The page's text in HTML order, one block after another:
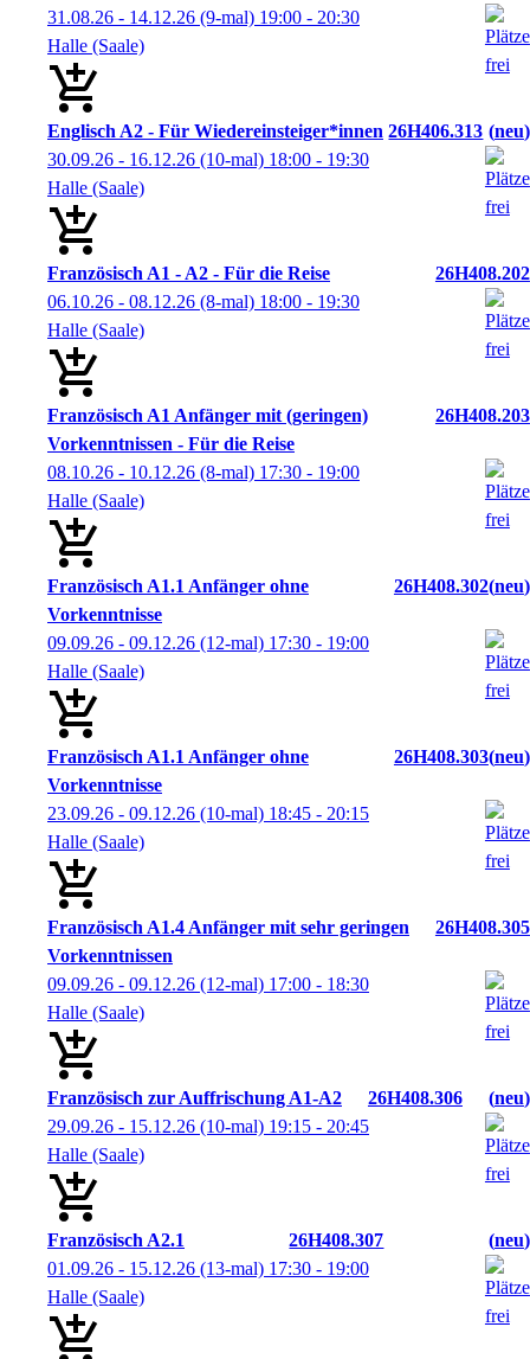
31.08.26 - 14.12.26 (9-mal) 19:00 - 20:30
Halle (Saale)
Englisch A2 - Für Wiedereinsteiger*innen 26H406.313 neu
30.09.26 - 16.12.26 (10-mal) 18:00 - 19:30
Halle (Saale)
Französisch A1 - A2 - Für die Reise
26H408.202
06.10.26 - 08.12.26 (8-mal) 18:00 - 19:30
Halle (Saale)
Französisch A1 Anfänger mit (geringen)
Vorkenntnissen - Für die Reise
26H408.203
08.10.26 - 10.12.26 (8-mal) 17:30 - 19:00
Halle (Saale)
Französisch A1.1 Anfänger ohne
Vorkenntnisse
26H408.302 neu
09.09.26 - 09.12.26 (12-mal) 17:30 - 19:00
Halle (Saale)
Französisch A1.1 Anfänger ohne
Vorkenntnisse
26H408.303 neu
23.09.26 - 09.12.26 (10-mal) 18:45 - 20:15
Halle (Saale)
Französisch A1.4 Anfänger mit sehr geringen
Vorkenntnissen
26H408.305
09.09.26 - 09.12.26 (12-mal) 17:00 - 18:30
Halle (Saale)
Französisch zur Auffrischung A1-A2 26H408.306
neu
29.09.26 - 15.12.26 (10-mal) 19:15 - 20:45
Halle (Saale)
Französisch A2.1 26H408.307
neu
01.09.26 - 15.12.26 (13-mal) 17:30 - 19:00
Halle (Saale)